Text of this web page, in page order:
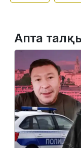
Апта